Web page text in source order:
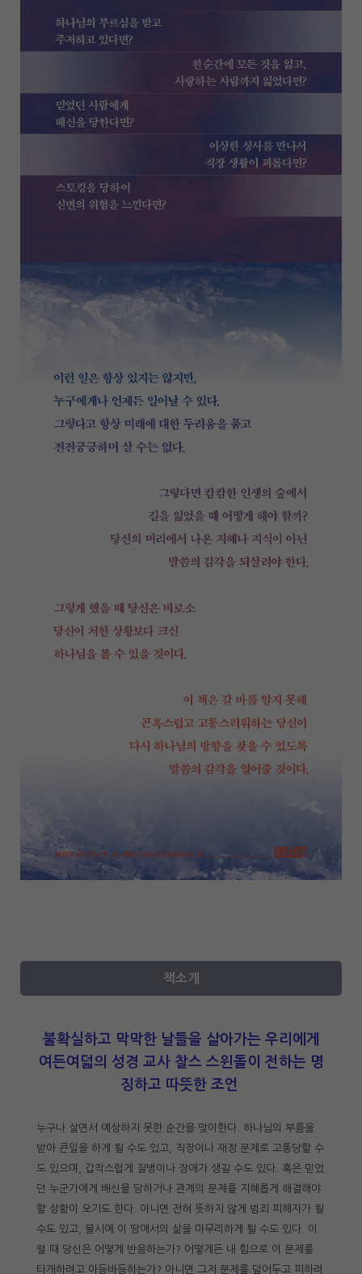
책소개
불확실하고 막막한 날들을 살아가는 우리에게
여든여덟의 성경 교사 찰스 스윈돌이 전하는 명
징하고 따뜻한 조언
누구나 살면서 예상하지 못한 순간을 맞이한다. 하나님의 부름을
받아 큰일을 하게 될 수도 있고, 직장이나 재정 문제로 고통당할 수
도 있으며, 갑작스럽게 질병이나 장애가 생길 수도 있다. 혹은 믿었
던 누군가에게 배신을 당하거나 관계의 문제를 지혜롭게 해결해야
할 상황이 오기도 한다. 아니면 전혀 뜻하지 않게 범죄 피해자가 될
수도 있고, 불시에 이 땅에서의 삶을 마무리하게 될 수도 있다. 이
럴 때 당신은 어떻게 반응하는가? 어떻게든 내 힘으로 이 문제를
타개하려고 아등바등하는가? 아니면 그저 문제를 덮어두고 피하려